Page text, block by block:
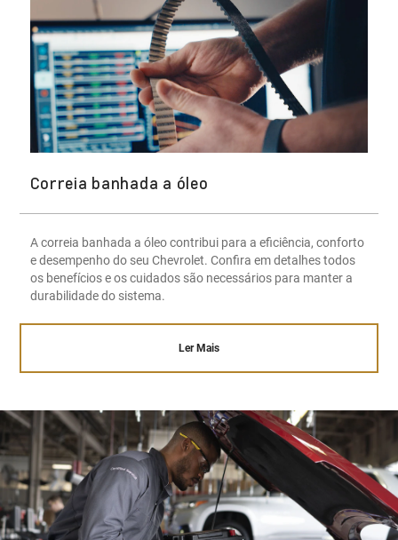
Correia banhada a óleo
A correia banhada a óleo contribui para a eficiência, conforto
e desempenho do seu Chevrolet. Confira em detalhes todos
os benefícios e os cuidados são necessários para manter a
durabilidade do sistema.
Ler Mais